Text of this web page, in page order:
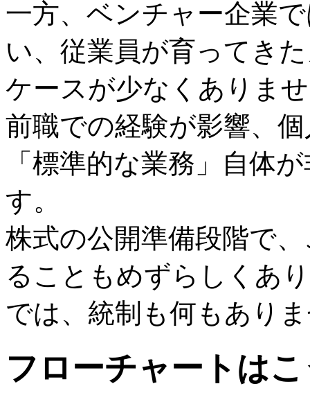
一方、ベンチャー企業
い、従業員が育ってき
ケースが少なくありま
前職での経験が影響、
「標準的な業務」自体
す。
株式の公開準備段階で
ることもめずらしくあ
では、統制も何もあり
フローチャートは